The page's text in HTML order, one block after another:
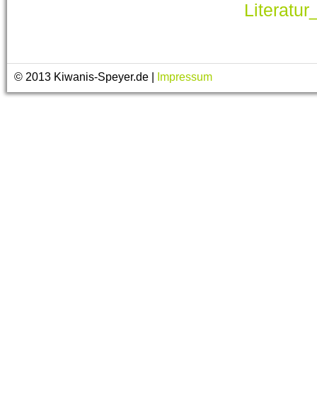
© 2013 Kiwanis-Speyer.de | Impressum